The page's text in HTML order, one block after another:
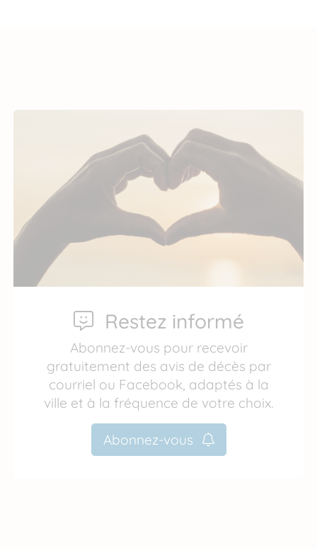
Restez informé
Abonnez-vous pour recevoir
gratuitement des avis de décès par
courriel ou Facebook, adaptés à la
ville et à la fréquence de votre choix.
Abonnez-vous